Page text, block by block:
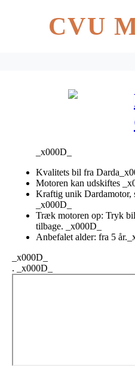
CVU
_x000D_
Kvalitets bil fra
Motoren kan udskiftes
Kraftig unik Dardamotor,
_x000D_
Træk motoren op: Tryk
tilbage. _x000D_
Anbefalet alder: fra 5
_x000D_
. _x000D_